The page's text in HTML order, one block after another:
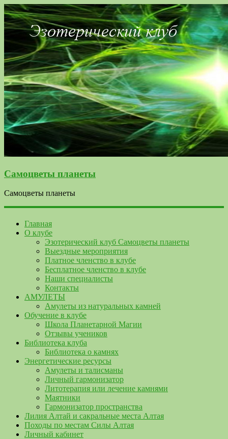
Самоцветы планеты
Самоцветы планеты
Главная
О клубе
Эзотерический клуб Самоцветы планеты
Выездные мероприятия
Платное членство в клубе
Бесплатное членство в клубе
Наши специалисты
Контакты
АМУЛЕТЫ
Амулеты из натуральных камней
Обучение в клубе
Школа Планетарной Магии
Отзывы учеников
Библиотека клуба
Библиотека о камнях
Энергетические ресурсы
Амулеты и талисманы
Личный гармонизатор
Литотерапия или лечение камнями
Маятники
Гармонизатор пространства
Лилия Алтай и сакральные места Алтая
Походы по местам Силы Алтая
Личный кабинет